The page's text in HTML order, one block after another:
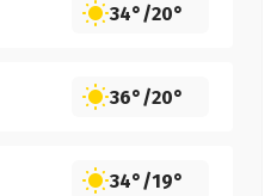
34°/20°
36°/20°
34°/19°